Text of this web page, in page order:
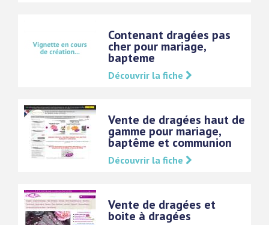
Contenant dragées pas
cher pour mariage,
bapteme
Découvrir la fiche
Vente de dragées haut de
gamme pour mariage,
baptême et communion
Découvrir la fiche
Vente de dragées et
boite à dragées